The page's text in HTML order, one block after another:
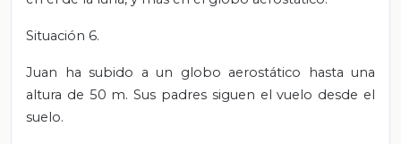
Situación 6.
Juan ha subido a un globo aerostático hasta una
altura de 50 m. Sus padres siguen el vuelo desde el
suelo.